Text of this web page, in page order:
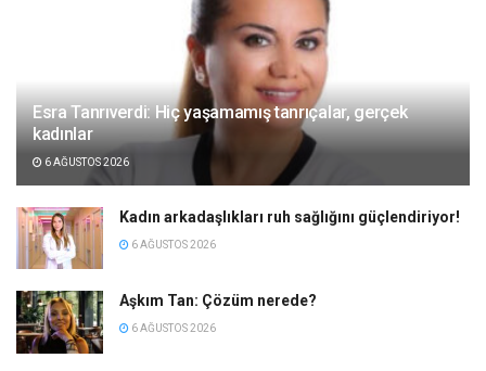
Esra Tanrıverdi: Hiç yaşamamış tanrıçalar, gerçek
kadınlar
6 AĞUSTOS 2026
Kadın arkadaşlıkları ruh sağlığını güçlendiriyor!
6 AĞUSTOS 2026
Aşkım Tan: Çözüm nerede?
6 AĞUSTOS 2026